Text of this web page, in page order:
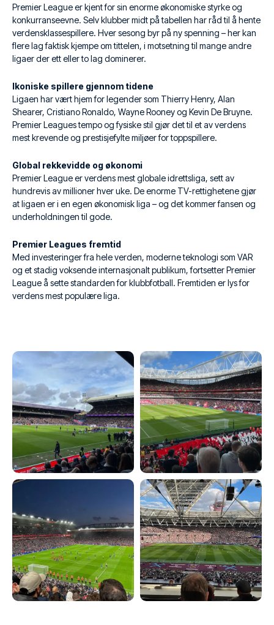
Premier League er kjent for sin enorme økonomiske styrke og
konkurranseevne. Selv klubber midt på tabellen har råd til å hente
verdensklassespillere. Hver sesong byr på ny spenning – her kan
flere lag faktisk kjempe om tittelen, i motsetning til mange andre
ligaer der ett eller to lag dominerer.
Ikoniske spillere gjennom tidene
Ligaen har vært hjem for legender som Thierry Henry, Alan
Shearer, Cristiano Ronaldo, Wayne Rooney og Kevin De Bruyne.
Premier Leagues tempo og fysiske stil gjør det til et av verdens
mest krevende og prestisjefylte miljøer for toppspillere.
Global rekkevidde og økonomi
Premier League er verdens mest globale idrettsliga, sett av
hundrevis av millioner hver uke. De enorme TV-rettighetene gjør
at ligaen er i en egen økonomisk liga – og det kommer fansen og
underholdningen til gode.
Premier Leagues fremtid
Med investeringer fra hele verden, moderne teknologi som VAR
og et stadig voksende internasjonalt publikum, fortsetter Premier
League å sette standarden for klubbfotball. Fremtiden er lys for
verdens mest populære liga.